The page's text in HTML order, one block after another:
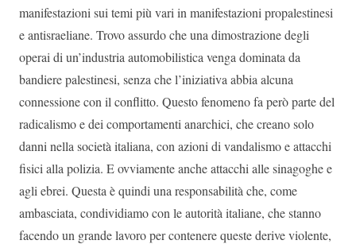
manifestazioni sui temi più vari in manifestazioni propalestinesi
e antisraeliane. Trovo assurdo che una dimostrazione degli
operai di un’industria automobilistica venga dominata da
bandiere palestinesi, senza che l’iniziativa abbia alcuna
connessione con il conflitto. Questo fenomeno fa però parte del
radicalismo e dei comportamenti anarchici, che creano solo
danni nella società italiana, con azioni di vandalismo e attacchi
fisici alla polizia. E ovviamente anche attacchi alle sinagoghe e
agli ebrei. Questa è quindi una responsabilità che, come
ambasciata, condividiamo con le autorità italiane, che stanno
facendo un grande lavoro per contenere queste derive violente,